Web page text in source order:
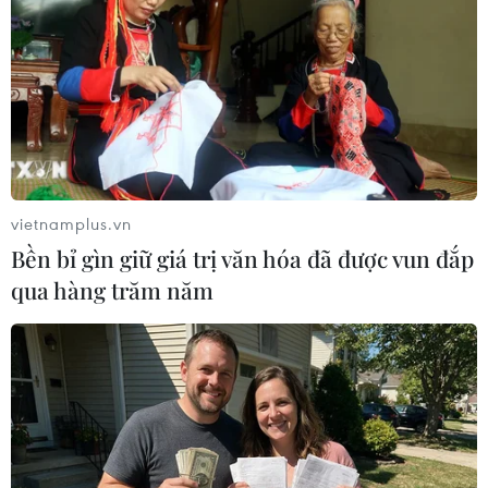
(Nguồn: Shutterstock)
Nguyên nhân chính ở đây không phải là thời
gian mà là độ ẩm. Thực phẩm ướt (trong trường
hợp này là dưa hấu) được phát hiện nhiễm
nhiều vi khuẩn hơn thực phẩm khô, như bánh
vietnamplus.vn
Bền bỉ gìn giữ giá trị văn hóa đã được vun đắp
qua hàng trăm năm